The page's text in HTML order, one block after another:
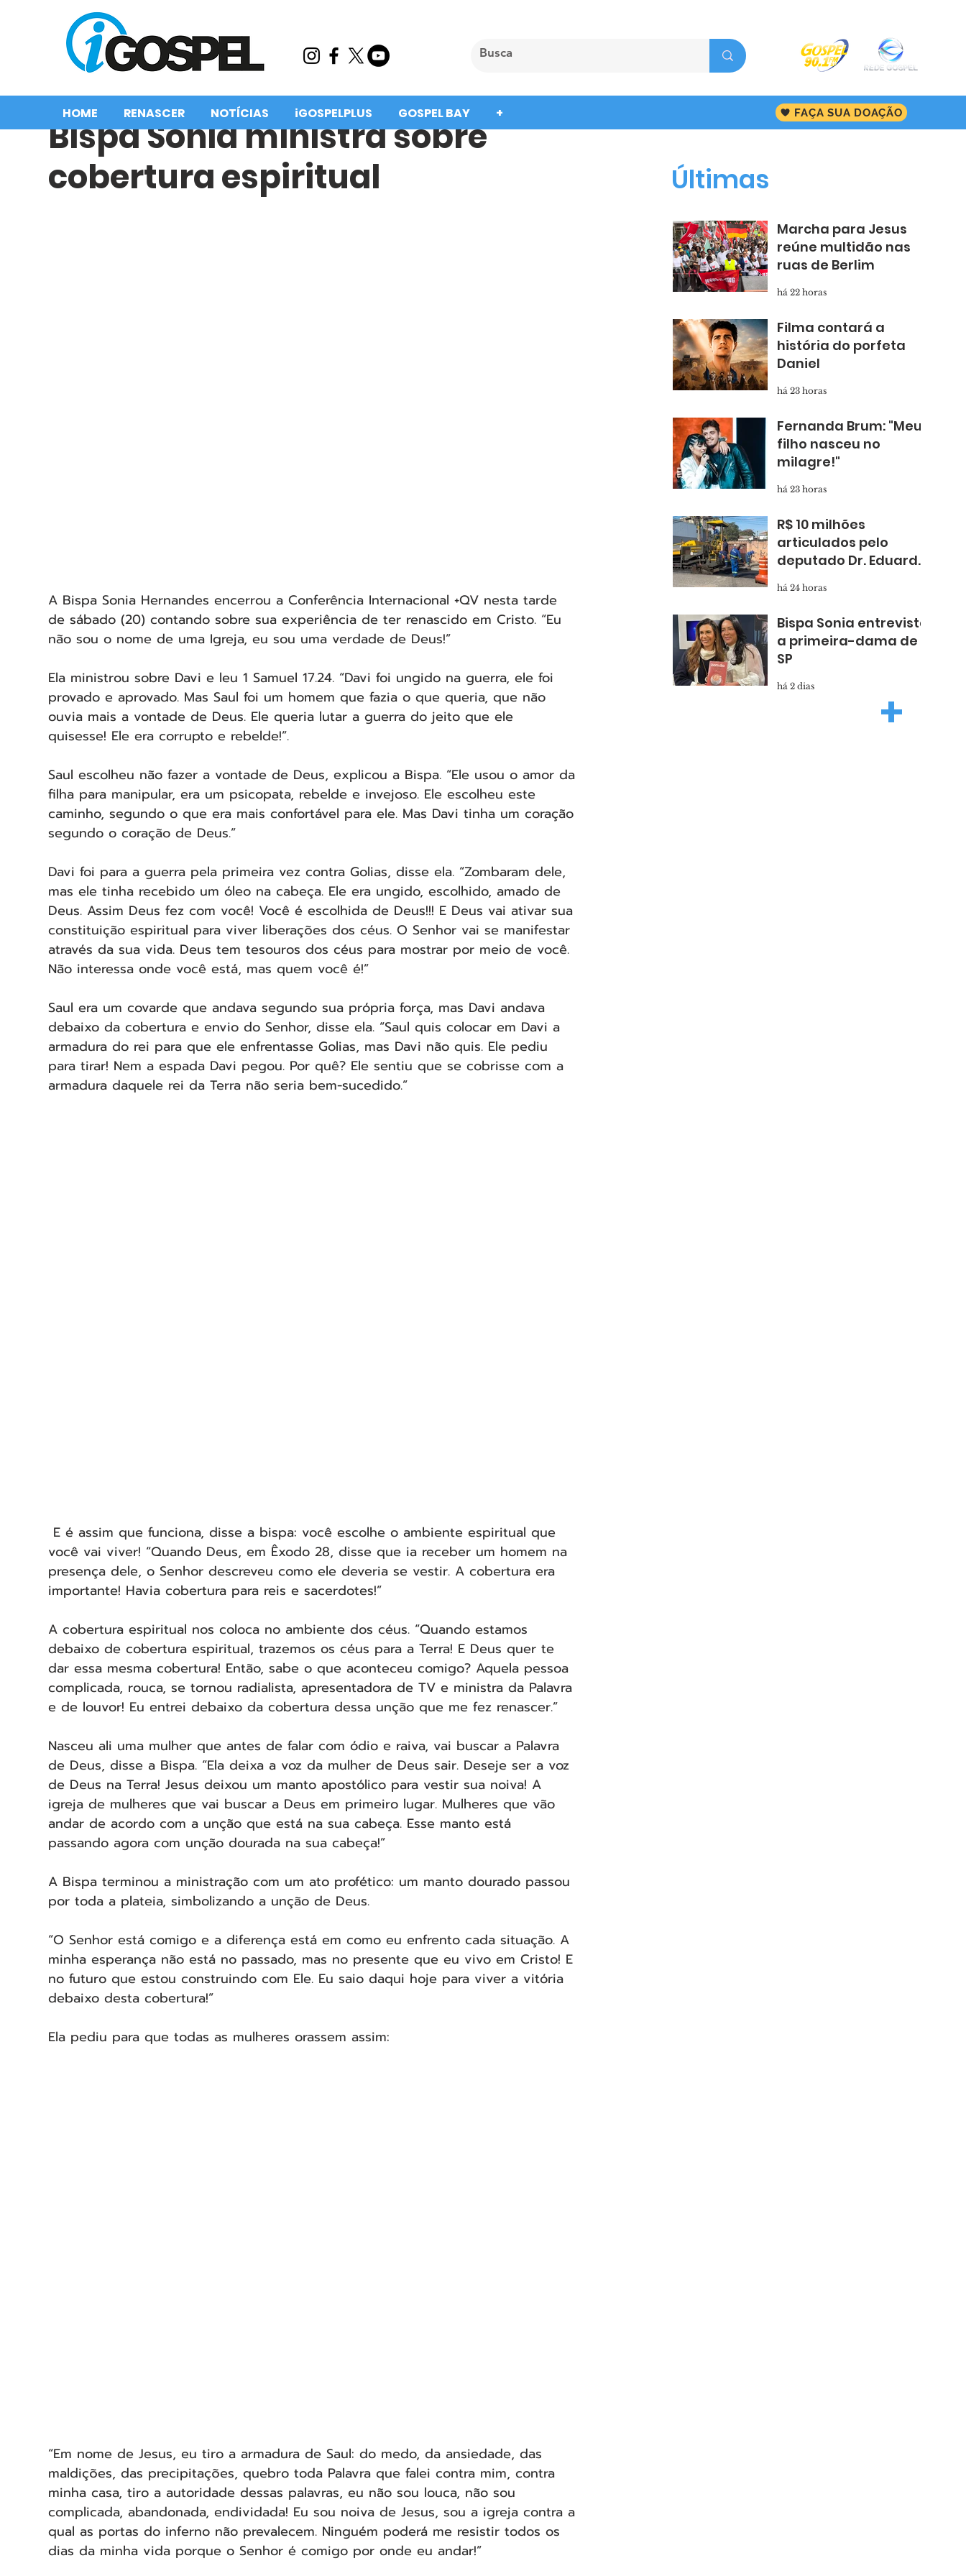
HOME RENASCER NOTÍCIAS iGOSPELPLUS GOSPEL BAY + FAÇA SUA DOAÇÃO
Bispa Sonia ministra sobre
cobertura espiritual
A Bispa Sonia Hernandes encerrou a Conferência Internacional +QV nesta tarde
de sábado (20) contando sobre sua experiência de ter renascido em Cristo. “Eu
não sou o nome de uma Igreja, eu sou uma verdade de Deus!”
Ela ministrou sobre Davi e leu 1 Samuel 17.24. “Davi foi ungido na guerra, ele foi
provado e aprovado. Mas Saul foi um homem que fazia o que queria, que não
ouvia mais a vontade de Deus. Ele queria lutar a guerra do jeito que ele
quisesse! Ele era corrupto e rebelde!”.
Saul escolheu não fazer a vontade de Deus, explicou a Bispa. “Ele usou o amor da
filha para manipular, era um psicopata, rebelde e invejoso. Ele escolheu este
caminho, segundo o que era mais confortável para ele. Mas Davi tinha um coração
segundo o coração de Deus.”
Davi foi para a guerra pela primeira vez contra Golias, disse ela. “Zombaram dele,
mas ele tinha recebido um óleo na cabeça. Ele era ungido, escolhido, amado de
Deus. Assim Deus fez com você! Você é escolhida de Deus!!! E Deus vai ativar sua
constituição espiritual para viver liberações dos céus. O Senhor vai se manifestar
através da sua vida. Deus tem tesouros dos céus para mostrar por meio de você.
Não interessa onde você está, mas quem você é!”
Saul era um covarde que andava segundo sua própria força, mas Davi andava
debaixo da cobertura e envio do Senhor, disse ela. “Saul quis colocar em Davi a
armadura do rei para que ele enfrentasse Golias, mas Davi não quis. Ele pediu
para tirar! Nem a espada Davi pegou. Por quê? Ele sentiu que se cobrisse com a
armadura daquele rei da Terra não seria bem-sucedido.”
E é assim que funciona, disse a bispa: você escolhe o ambiente espiritual que
você vai viver! “Quando Deus, em Êxodo 28, disse que ia receber um homem na
presença dele, o Senhor descreveu como ele deveria se vestir. A cobertura era
importante! Havia cobertura para reis e sacerdotes!”
A cobertura espiritual nos coloca no ambiente dos céus. “Quando estamos
debaixo de cobertura espiritual, trazemos os céus para a Terra! E Deus quer te
dar essa mesma cobertura! Então, sabe o que aconteceu comigo? Aquela pessoa
complicada, rouca, se tornou radialista, apresentadora de TV e ministra da Palavra
e de louvor! Eu entrei debaixo da cobertura dessa unção que me fez renascer.”
Nasceu ali uma mulher que antes de falar com ódio e raiva, vai buscar a Palavra
de Deus, disse a Bispa. “Ela deixa a voz da mulher de Deus sair. Deseje ser a voz
de Deus na Terra! Jesus deixou um manto apostólico para vestir sua noiva! A
igreja de mulheres que vai buscar a Deus em primeiro lugar. Mulheres que vão
andar de acordo com a unção que está na sua cabeça. Esse manto está
passando agora com unção dourada na sua cabeça!”
A Bispa terminou a ministração com um ato profético: um manto dourado passou
por toda a plateia, simbolizando a unção de Deus.
“O Senhor está comigo e a diferença está em como eu enfrento cada situação. A
minha esperança não está no passado, mas no presente que eu vivo em Cristo! E
no futuro que estou construindo com Ele. Eu saio daqui hoje para viver a vitória
debaixo desta cobertura!”
Ela pediu para que todas as mulheres orassem assim:
“Em nome de Jesus, eu tiro a armadura de Saul: do medo, da ansiedade, das
maldições, das precipitações, quebro toda Palavra que falei contra mim, contra
minha casa, tiro a autoridade dessas palavras, eu não sou louca, não sou
complicada, abandonada, endividada! Eu sou noiva de Jesus, sou a igreja contra a
qual as portas do inferno não prevalecem. Ninguém poderá me resistir todos os
dias da minha vida porque o Senhor é comigo por onde eu andar!”
Marcha para Jesus
reúne multidão nas
ruas de Berlim
há 22 horas
Filma contará a
história do porfeta
Daniel
há 23 horas
Fernanda Brum: "Meu
filho nasceu no
milagre!"
há 23 horas
R$ 10 milhões
articulados pelo
deputado Dr. Eduardo
asfalto novo para
Taboão
há 24 horas
Bispa Sonia entrevista
a primeira-dama de
SP
há 2 dias
Últimas
+